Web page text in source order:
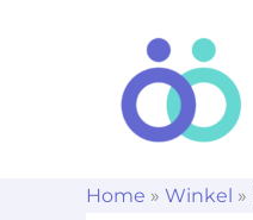
Home » Winkel »